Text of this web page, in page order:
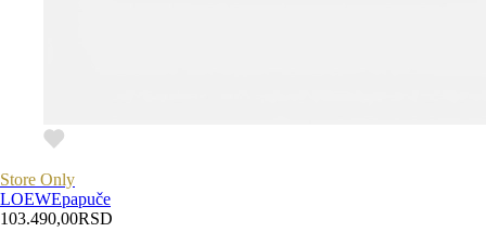
Store Only
LOEWEpapuče
103.490,00RSD